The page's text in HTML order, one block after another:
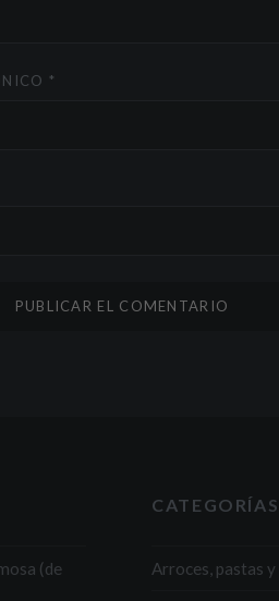
*
(de
CATEGORÍAS
Arroces, pastas